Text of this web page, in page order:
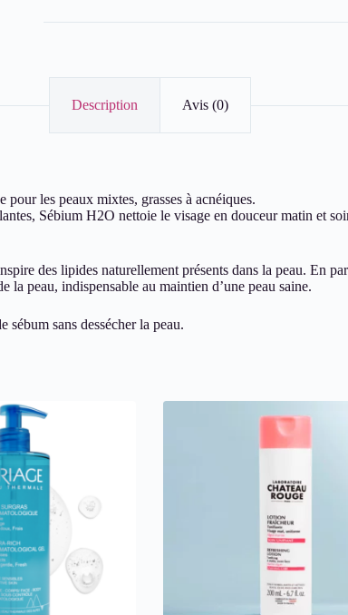
Description Avis (0)
les peaux mixtes, grasses à acnéiques.
Sébium H2O nettoie le visage en douceur matin et
des lipides naturellement présents dans la peau. En
peau, indispensable au maintien d’une peau saine.
sans dessécher la peau.